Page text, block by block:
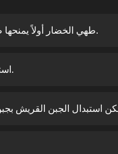
طهي الخضار أولاً يمنحها طعماً غنياً ويقلل من محتواها المائي بالأومليت.
استخدمي مقلاة غير لاصقة لتقليل الحاجة للزيت.